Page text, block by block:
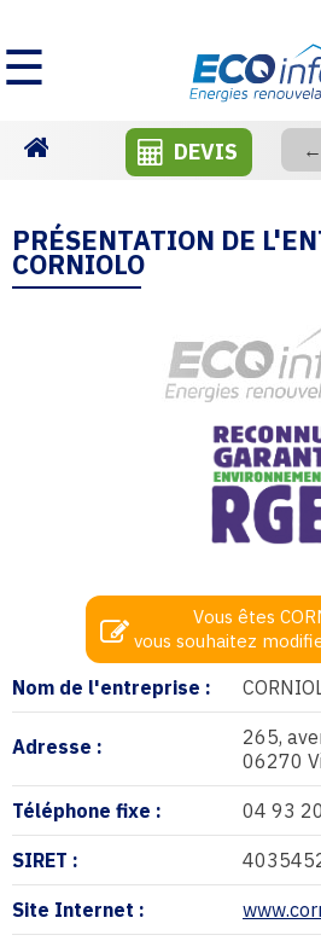
☰
DEVIS
PRÉSENTATION DE
CORNIOLO
Nom de l'entreprise :
Adresse :
265,
06270
Téléphone fixe : 04 93
SIRET :
Site Internet :
Vous êtes
vous souhaitez